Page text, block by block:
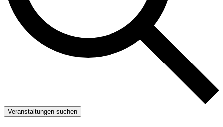
Veranstaltungen suchen